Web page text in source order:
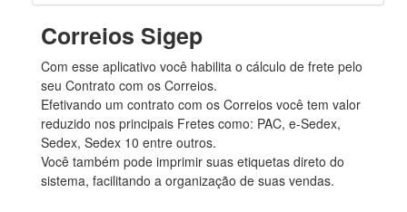
Correios Sigep
Com esse aplicativo você habilita o cálculo de frete pelo
seu Contrato com os Correios.
Efetivando um contrato com os Correios você tem valor
reduzido nos principais Fretes como: PAC, e-Sedex,
Sedex, Sedex 10 entre outros.
Você também pode imprimir suas etiquetas direto do
sistema, facilitando a organização de suas vendas.